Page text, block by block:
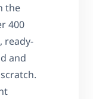
the
400
ready-
and